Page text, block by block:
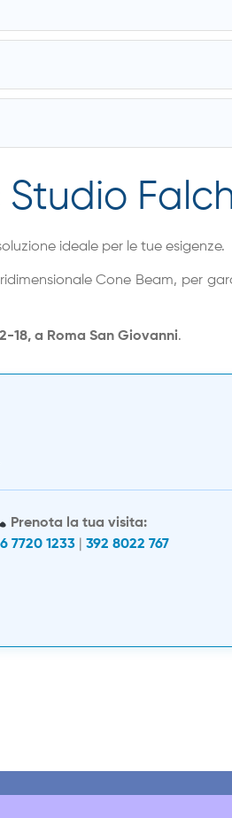
ideale per le tue esigenze.
Cone Beam, per
18, a Roma San Giovanni.
Prenota la tua visita:
7720 1233| 392 8022 767